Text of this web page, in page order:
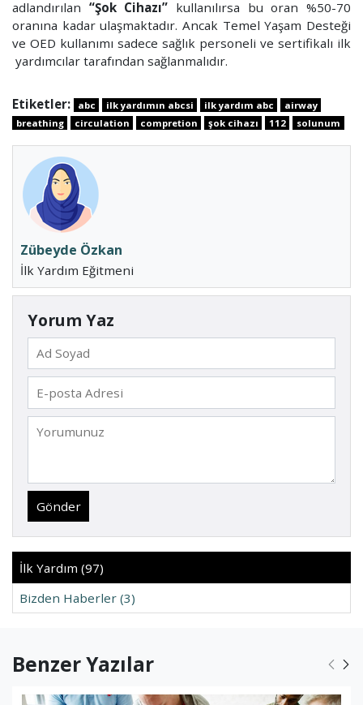
adlandırılan “Şok Cihazı” kullanılırsa bu oran %50-70
oranına kadar ulaşmaktadır. Ancak Temel Yaşam Desteği
ve OED kullanımı sadece sağlık personeli ve sertifikalı ilk
yardımcılar tarafından sağlanmalıdır.
Etiketler: abc ilk yardımın abcsi ilk yardım abc
airway
breathing
circulation compretion şok cihazı 112 solunum
Zübeyde Özkan
İlk Yardım Eğitmeni
Yorum Yaz
Gönder
İlk Yardım (97)
Bizden Haberler (3)
Benzer Yazılar